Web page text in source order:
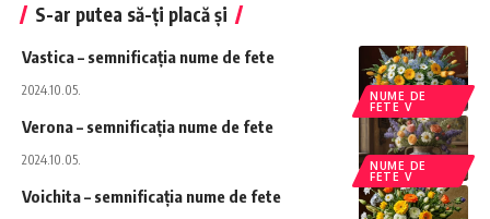
S-ar putea să-ți placă și
NUME DE
FETE V
Vastica – semnificația nume de fete
2024.10.05.
NUME DE
FETE V
Verona – semnificația nume de fete
2024.10.05.
Voichita – semnificația nume de fete